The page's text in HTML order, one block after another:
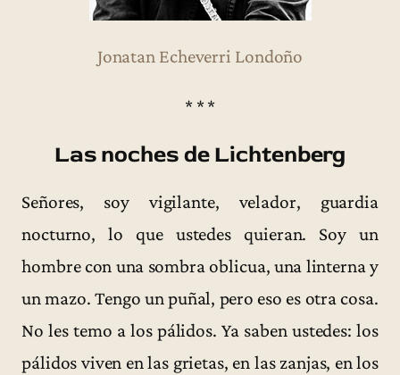
Jonatan Echeverri Londoño
* * *
Las noches de Lichtenberg
Señores, soy vigilante, velador, guardia
nocturno, lo que ustedes quieran. Soy un
hombre con una sombra oblicua, una linterna y
un mazo. Tengo un puñal, pero eso es otra cosa.
No les temo a los pálidos. Ya saben ustedes: los
pálidos viven en las grietas, en las zanjas, en los